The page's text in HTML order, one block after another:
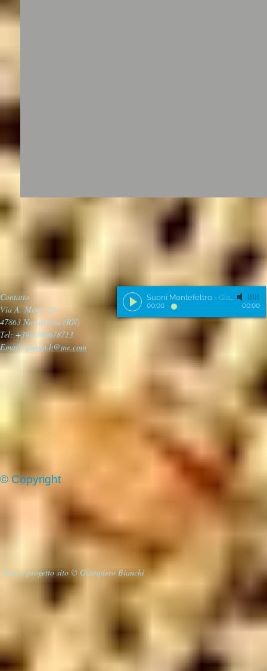
Contatto
Via A. Moro, 25
47863 Novafeltria (RN)
Tel: +39 3396678713
Email:giamp.b@me.com
Suoni Montefeltro - Giampiero
00:00 00:00
© Copyright
Foto e progetto sito © Giampiero Bianchi